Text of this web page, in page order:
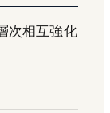
次相互強化